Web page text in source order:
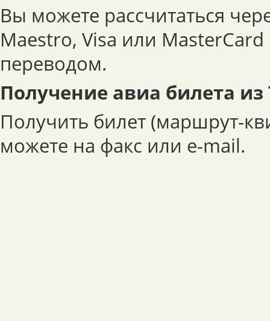
Вы можете рассчитаться
Maestro, Visa или
переводом.
Получение авиа билета
Получить билет (маршрут-
можете на факс или e-mail.